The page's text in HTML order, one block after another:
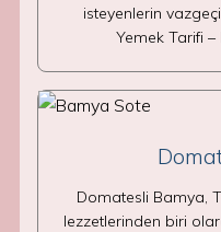
isteyenlerin
Yemek Tarifi
Domatesli Bamya,
lezzetlerinden biri